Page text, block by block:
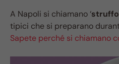
A Napoli si chiamano ‘
tipici che si preparano
Sapete perché si chiamano